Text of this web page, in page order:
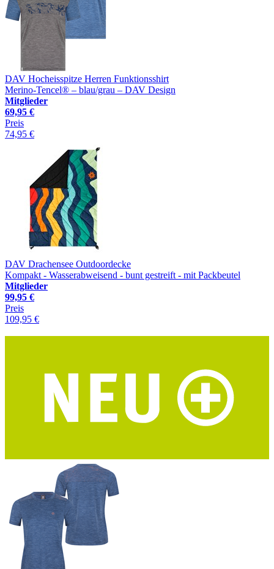
DAV Hocheisspitze Herren Funktionsshirt
Merino-Tencel® – blau/grau – DAV Design
Mitglieder
69,95 €
Preis
74,95 €
DAV Drachensee Outdoordecke
Kompakt - Wasserabweisend - bunt gestreift - mit Packbeutel
Mitglieder
99,95 €
Preis
109,95 €